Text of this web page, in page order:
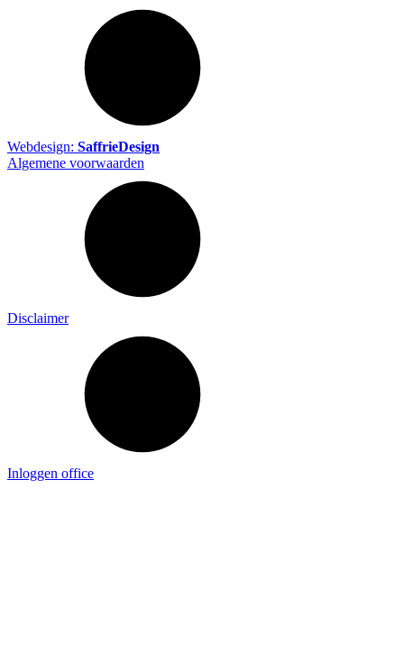
Webdesign: SaffrieDesign
Algemene voorwaarden
Disclaimer
Inloggen office